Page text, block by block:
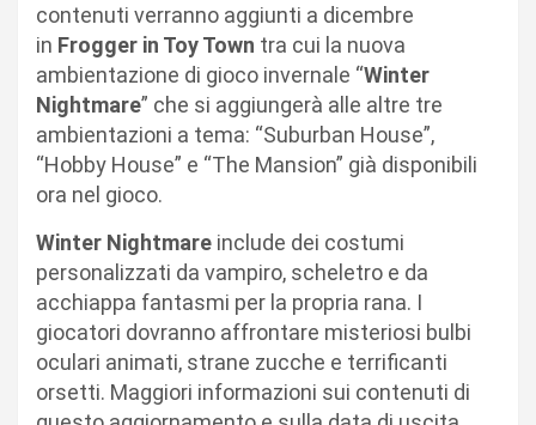
contenuti verranno aggiunti a dicembre
in Frogger in Toy Town tra cui la nuova
ambientazione di gioco invernale “Winter
Nightmare” che si aggiungerà alle altre tre
ambientazioni a tema: “Suburban House”,
“Hobby House” e “The Mansion” già disponibili
ora nel gioco.
Winter Nightmare include dei costumi
personalizzati da vampiro, scheletro e da
acchiappa fantasmi per la propria rana. I
giocatori dovranno affrontare misteriosi bulbi
oculari animati, strane zucche e terrificanti
orsetti. Maggiori informazioni sui contenuti di